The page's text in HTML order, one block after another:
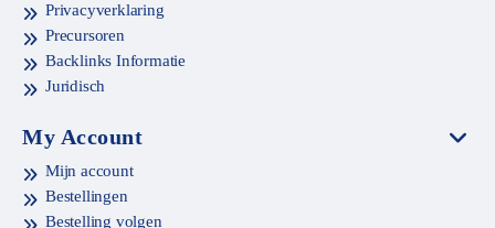
Privacyverklaring
Precursoren
Backlinks Informatie
Juridisch
My Account
Mijn account
Bestellingen
Bestelling volgen